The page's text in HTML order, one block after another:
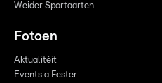
Weider Sportaarten
Fotoen
Aktualitéit
Events a Fester